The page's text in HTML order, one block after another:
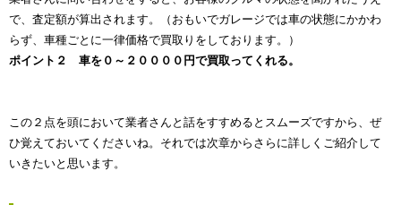
で、査定額が算出されます。（おもいでガレージでは車の状態にかかわ
らず、車種ごとに一律価格で買取りをしております。）
ポイント２ 車を０～２００００円で買取ってくれる。
この２点を頭において業者さんと話をすすめるとスムーズですから、ぜ
ひ覚えておいてくださいね。それでは次章からさらに詳しくご紹介して
いきたいと思います。